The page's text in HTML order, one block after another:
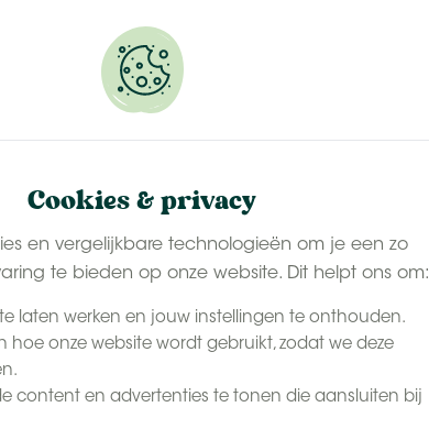
Cookies & privacy
en vergelijkbare technologieën om je een zo
te bieden op onze website. Dit helpt ons om:
laten werken en jouw instellingen te onthouden.
hoe onze website wordt gebruikt, zodat we deze
content en advertenties te tonen die aansluiten bij
Het Tenthuisje Last-minute